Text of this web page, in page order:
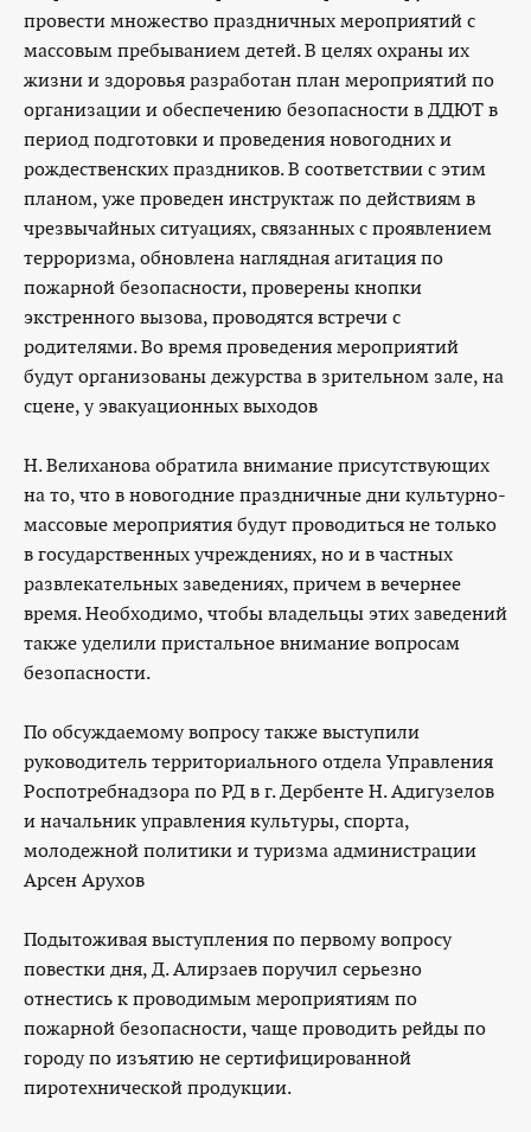
провести множество праздничных мероприятий с
массовым пребыванием детей. В целях охраны их
жизни и здоровья разработан план мероприятий по
организации и обеспечению безопасности в ДДЮТ в
период подготовки и проведения новогодних и
рождественских праздников. В соответствии с этим
планом, уже проведен инструктаж по действиям в
чрезвычайных ситуациях, связанных с проявлением
терроризма, обновлена наглядная агитация по
пожарной безопасности, проверены кнопки
экстренного вызова, проводятся встречи с
родителями. Во время проведения мероприятий
будут организованы дежурства в зрительном зале, на
сцене, у эвакуационных выходов
Н. Велиханова обратила внимание присутствующих
на то, что в новогодние праздничные дни культурно-
массовые мероприятия будут проводиться не только
в государственных учреждениях, но и в частных
развлекательных заведениях, причем в вечернее
время. Необходимо, чтобы владельцы этих заведений
также уделили пристальное внимание вопросам
безопасности.
По обсуждаемому вопросу также выступили
руководитель территориального отдела Управления
Роспотребнадзора по РД в г. Дербенте Н. Адигузелов
и начальник управления культуры, спорта,
молодежной политики и туризма администрации
Арсен Арухов
Подытоживая выступления по первому вопросу
повестки дня, Д. Алирзаев поручил серьезно
отнестись к проводимым мероприятиям по
пожарной безопасности, чаще проводить рейды по
городу по изъятию не сертифицированной
пиротехнической продукции.